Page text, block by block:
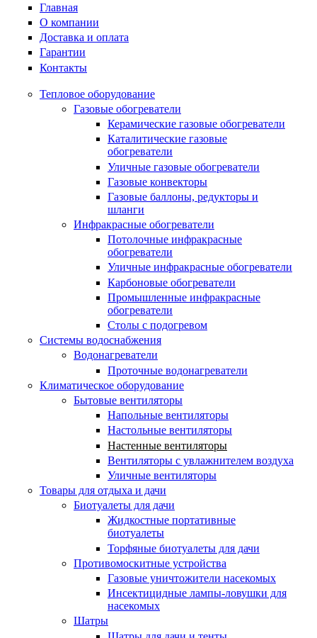
Главная
О компании
Доставка и оплата
Гарантии
Контакты
Тепловое оборудование
Газовые обогреватели
Керамические газовые обогреватели
Каталитические газовые
обогреватели
Уличные газовые обогреватели
Газовые конвекторы
Газовые баллоны, редукторы и
шланги
Инфракрасные обогреватели
Потолочные инфракрасные
обогреватели
Уличные инфракрасные обогреватели
Карбоновые обогреватели
Промышленные инфракрасные
обогреватели
Столы с подогревом
Системы водоснабжения
Водонагреватели
Проточные водонагреватели
Климатическое оборудование
Бытовые вентиляторы
Напольные вентиляторы
Настольные вентиляторы
Настенные вентиляторы
Вентиляторы с увлажнителем воздуха
Уличные вентиляторы
Товары для отдыха и дачи
Биотуалеты для дачи
Жидкостные портативные
биотуалеты
Торфяные биотуалеты для дачи
Противомоскитные устройства
Газовые уничтожители насекомых
Инсектицидные лампы-ловушки для
насекомых
Шатры